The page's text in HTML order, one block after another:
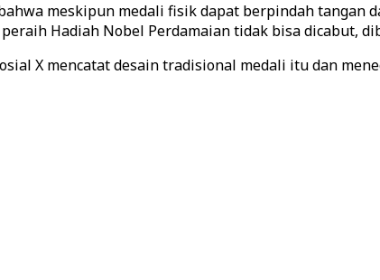
meskipun medali fisik dapat berpindah
Hadiah Nobel Perdamaian tidak bisa dicabut,
X mencatat desain tradisional medali itu dan